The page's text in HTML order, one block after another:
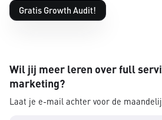
Gratis Growth Audit!
Wil jij meer leren over full
marketing?
Laat je e-mail achter voor de